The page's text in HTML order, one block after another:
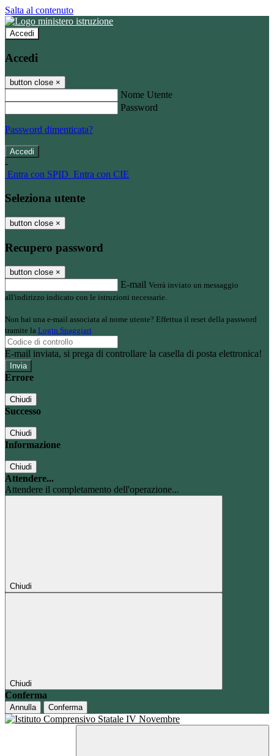
Salta al contenuto
Accedi
Accedi
button close ×
Nome Utente
Password
Password dimenticata?
-
Entra con SPID Entra con CIE
Seleziona utente
button close ×
Recupero password
button close ×
E-mail Verrà inviato un messaggio
all'indirizzo indicato con le istruzioni necessarie.
Non hai una e-mail associata al nome utente? Effettua il reset della password
tramite la Login Spaggiari
E-mail inviata, si prega di controllare la casella di posta elettronica!
Errore
Chiudi
Successo
Chiudi
Informazione
Chiudi
Attendere...
Attendere il completamento dell'operazione...
Chiudi
Chiudi
Conferma
Annulla Conferma